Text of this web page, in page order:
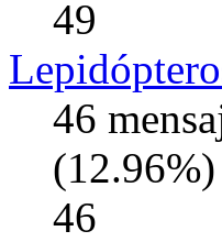
49
46
(12.96%)
46